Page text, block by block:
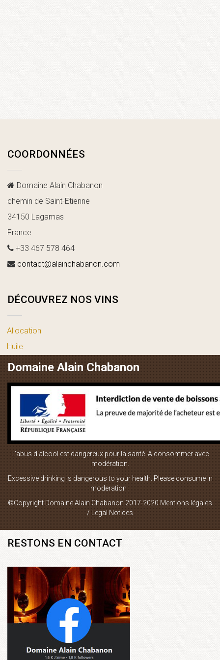
COORDONNÉES
Domaine Alain Chabanon
chemin de Saint-Etienne
34150 Lagamas
France
+33 467 578 464
contact@alainchabanon.com
DÉCOUVREZ NOS VINS
Allocation
Huile
vin blanc
vin rouge
LIENS UTILES
Plan du site
Contact
RESTONS EN CONTACT
Domaine Alain Chabanon
L'abus d'alcool est dangereux pour la santé. A consommer avec
modération.
Excessive drinking is dangerous to your health. Please consume in
moderation .
©Copyright Domaine Alain Chabanon 2017-2020 Mentions légales
/ Legal Notices